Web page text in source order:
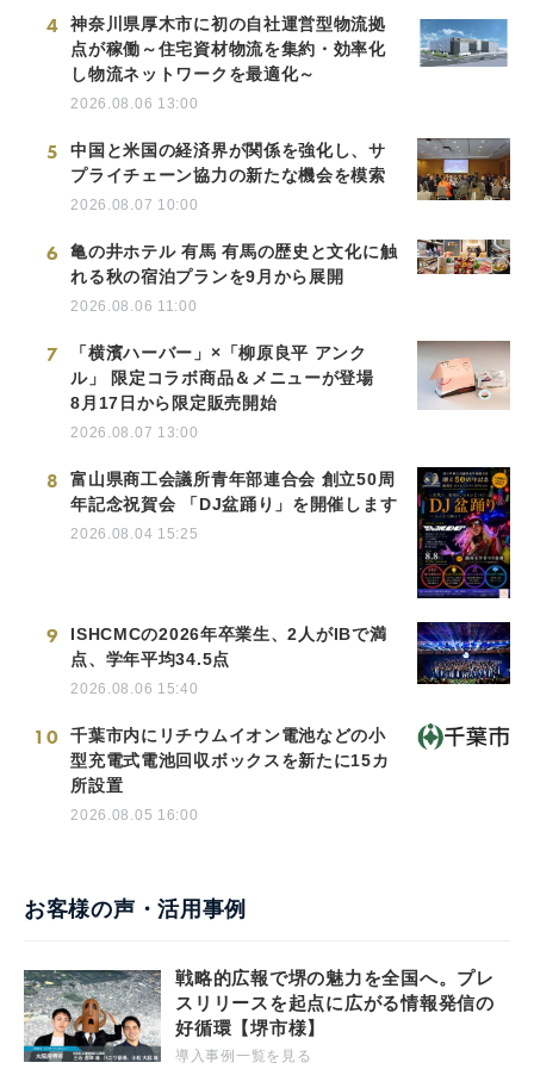
4
神奈川県厚木市に初の自社運営型物流拠
点が稼働～住宅資材物流を集約・効率化
し物流ネットワークを最適化～
2026.08.06 13:00
5
中国と米国の経済界が関係を強化し、サ
プライチェーン協力の新たな機会を模索
2026.08.07 10:00
6
亀の井ホテル 有馬 有馬の歴史と文化に触
れる秋の宿泊プランを9月から展開
2026.08.06 11:00
7
「横濱ハーバー」×「柳原良平 アンク
ル」 限定コラボ商品＆メニューが登場
8月17日から限定販売開始
2026.08.07 13:00
8
富山県商工会議所青年部連合会 創立50周
年記念祝賀会 「DJ盆踊り」を開催します
2026.08.04 15:25
9
ISHCMCの2026年卒業生、2人がIBで満
点、学年平均34.5点
2026.08.06 15:40
10
千葉市内にリチウムイオン電池などの小
型充電式電池回収ボックスを新たに15カ
所設置
2026.08.05 16:00
お客様の声・活用事例
戦略的広報で堺の魅力を全国へ。プレ
スリリースを起点に広がる情報発信の
好循環【堺市様】
導入事例一覧を見る